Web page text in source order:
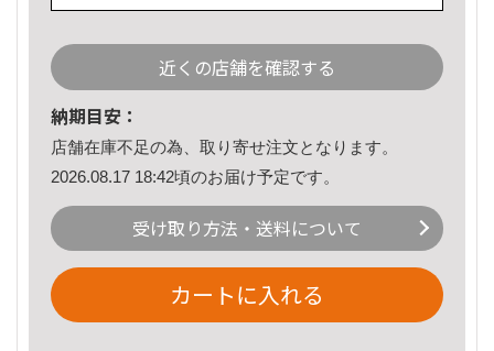
近くの店舗を確認する
納期目安：
店舗在庫不足の為、取り寄せ注文となります。
2026.08.17 18:42頃のお届け予定です。
受け取り方法・送料について
カートに入れる